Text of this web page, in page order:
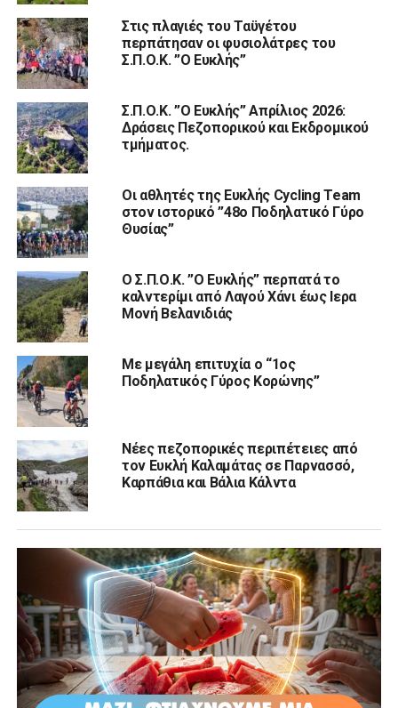
Στις πλαγιές του Ταϋγέτου
περπάτησαν οι φυσιολάτρες του
Σ.Π.Ο.Κ. ”Ο Ευκλής”
Σ.Π.Ο.Κ. ”Ο Ευκλής” Απρίλιος 2026:
Δράσεις Πεζοπορικού και Εκδρομικού
τμήματος.
Οι αθλητές της Ευκλής Cycling Team
στον ιστορικό ”48ο Ποδηλατικό Γύρο
Θυσίας”
Ο Σ.Π.Ο.Κ. ”Ο Ευκλής” περπατά το
καλντερίμι από Λαγού Χάνι έως Ιερα
Μονή Βελανιδιάς
Με μεγάλη επιτυχία ο “1ος
Ποδηλατικός Γύρος Κορώνης”
Νέες πεζοπορικές περιπέτειες από
τον Ευκλή Καλαμάτας σε Παρνασσό,
Καρπάθια και Βάλια Κάλντα